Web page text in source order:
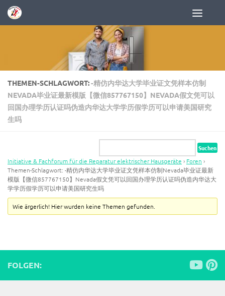
Zum Inhalt springen
THEMEN-SCHLAGWORT:-精仿内华达大学毕业证文凭样本仿制
NEVADA毕业证最新模版【微信857767150】NEVADA假文凭可以
回国办理学历认证吗伪造内华达大学学历假学历可以申请美国研究
生吗
Initiative & Fachforum für die Reparatur elektrischer Hausgeräte › Foren ›
Themen-Schlagwort: -精仿内华达大学毕业证文凭样本仿制Nevada毕业证最新
模版【微信857767150】Nevada假文凭可以回国办理学历认证吗伪造内华达大
学学历假学历可以申请美国研究生吗
Wie ärgerlich! Hier wurden keine Themen gefunden.
FOLGEN: